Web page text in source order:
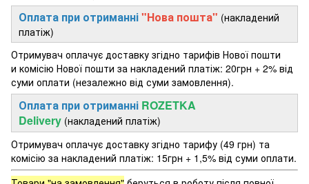
Оплата при отриманні"Нова пошта" (накладений
платіж)
Отримувач оплачує доставку згідно тарифів Нової пошти
и комісію Нової пошти за накладений платіж: 20грн + 2% від
суми оплати (незалежно від суми замовлення).
Оплата при отриманні ROZETKA
Delivery (накладений платіж)
Отримувач оплачує доставку згідно тарифу (49 грн) та
комісію за накладений платіж: 15грн + 1,5% від суми оплати.